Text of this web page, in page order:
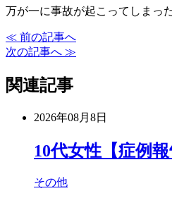
万が一に事故が起こってしまっ
≪ 前の記事へ
次の記事へ ≫
関連記事
2026年08月8日
10代女性【症例報
その他